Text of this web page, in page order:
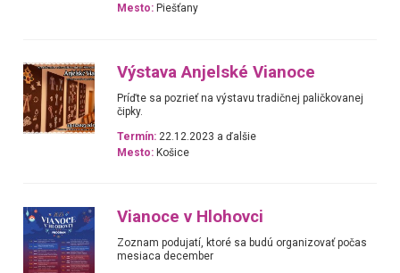
Mesto: Piešťany
Výstava Anjelské Vianoce
Príďte sa pozrieť na výstavu tradičnej paličkovanej
čipky.
Termín: 22.12.2023 a ďalšie
Mesto: Košice
Vianoce v Hlohovci
Zoznam podujatí, ktoré sa budú organizovať počas
mesiaca december